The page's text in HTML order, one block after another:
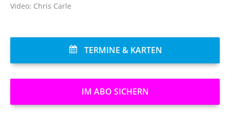
Video: Chris Carle
TERMINE & KARTEN
IM ABO SICHERN